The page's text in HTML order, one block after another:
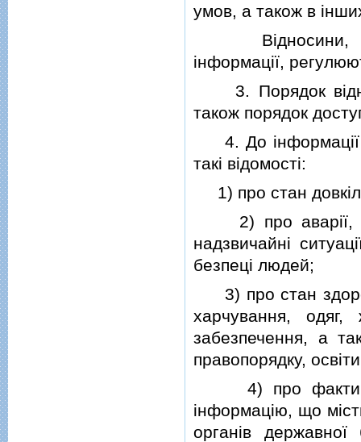
умов, а також в
Вiдносини,
iнформацiї,
3. Порядок
також порядок
4. До iнформацiї
такi вiдомостi:
1) про стан
2) про аварiї,
надзвичайнi
безпецi людей;
3) про стан
харчування,
забезпечення, а
правопорядку,
4) про факти
iнформацiю, що
органiв